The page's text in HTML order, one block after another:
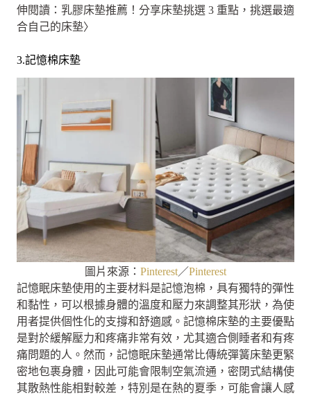
伸閱讀：乳膠床墊推薦！分享床墊挑選 3 重點，挑選最適
合自己的床墊〉
3.記憶棉床墊
圖片來源： Pinterest／Pinterest
記憶眠床墊使用的主要材料是記憶泡棉，具有獨特的彈性
和黏性，可以根據身體的溫度和壓力來調整其形狀，為使
用者提供個性化的支撐和舒適感。記憶棉床墊的主要優點
是對於緩解壓力和疼痛非常有效，尤其適合側睡者和有疼
痛問題的人。然而，記憶眠床墊通常比傳統彈簧床墊更緊
密地包裹身體，因此可能會限制空氣流通，密閉式結構使
其散熱性能相對較差，特別是在熱的夏季，可能會讓人感